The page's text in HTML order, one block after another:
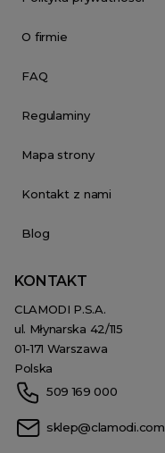
O firmie
FAQ
Regulaminy
Mapa strony
Kontakt z nami
Blog
KONTAKT
CLAMODI P.S.A.
ul. Młynarska 42/115
01-171 Warszawa
Polska
509 169 000
sklep@clamodi.com